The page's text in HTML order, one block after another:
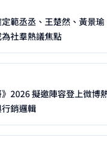
定範丞丞、王楚然、黃景
社羣熱議焦點
》2026 擬邀陣容登上微博
銷邏輯